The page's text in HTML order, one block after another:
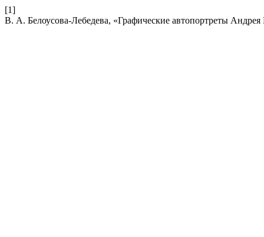
[1]
В. А. Белоусова-Лебедева, «Графические автопортреты